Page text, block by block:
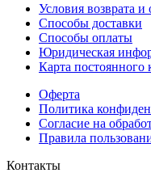
Условия возврата и
Способы доставки
Способы оплаты
Юридическая
Карта постоянного
Оферта
Политика
Согласие на
Правила
Контакты